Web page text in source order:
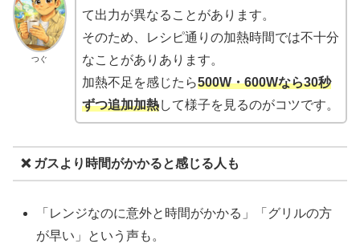
つぐ
て出力が異なることがあります。
そのため、レシピ通りの加熱時間では不十分
なことがありあります。
加熱不足を感じたら500W・600Wなら30秒
ずつ追加加熱して様子を見るのがコツです。
❌ ガスより時間がかかると感じる人も
「レンジなのに意外と時間がかかる」「グリルの方
が早い」という声も。